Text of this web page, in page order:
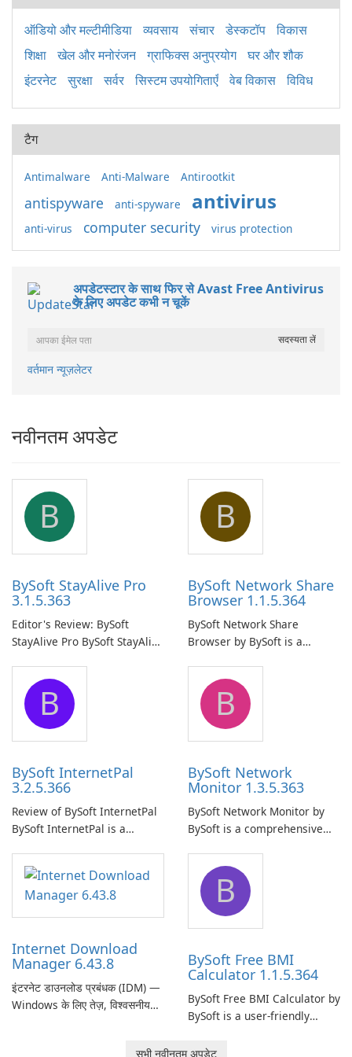
ऑडियो और मल्टीमीडिया व्यवसाय संचार डेस्कटॉप
विकास
शिक्षा
खेल और मनोरंजन ग्राफिक्स अनुप्रयोग
घर और शौक
इंटरनेट
सुरक्षा सर्वर सिस्टम उपयोगिताएँ वेब विकास विविध
टैग
Antimalware Anti-Malware Antirootkit
antispyware anti-spyware antivirus
anti-virus computer security virus protection
अपडेटस्टार के साथ फिर से Avast Free Antivirus
के लिए अपडेट कभी न चूकें
वर्तमान न्यूज़लेटर
नवीनतम अपडेट
B
BySoft StayAlive Pro
3.1.5.363
Editor's Review: BySoft
StayAlive Pro BySoft StayAlive
application designed to
ensure the continuous and
uninterrupted operation of
your computer system.
B
BySoft Network Share
Browser 1.1.5.364
BySoft Network Share
Browser by BySoft is a
application that allows users
to easily browse and manage
shared folders on their
network.
B
BySoft InternetPal
3.2.5.366
Review of BySoft InternetPal
BySoft InternetPal is a
application designed to
monitor your internet
connection and provide real-
time insights into its
B
BySoft Network
Monitor 1.3.5.363
BySoft Network Monitor by
BySoft is a comprehensive
designed to help businesses
effectively manage their
network infrastructure.
Internet Download
Manager 6.43.8
इंटरनेट डाउनलोड प्रबंधक (IDM) —
Windows के लिए तेज़, विश्वसनीय
B
BySoft Free BMI
Calculator 1.1.5.364
BySoft Free BMI Calculator by
BySoft is a user-friendly
designed to help you
सभी नवीनतम अपडेट